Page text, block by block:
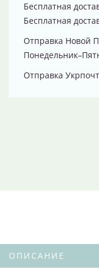
Бесплатная
Бесплатная
Отправка Новой
Отправка
ОПИСАНИЕ